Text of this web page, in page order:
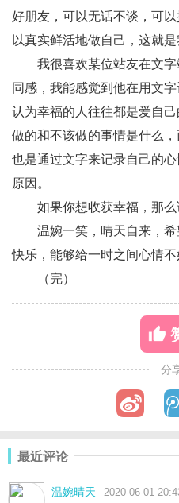
好朋友，可以无话不谈，可
以真实鲜活地做自己，这就
我很喜欢某位站友在文字
同感，我能感觉到他在用文
认为幸福的人往往都是爱自
做的和不该做的事情是什么
也是通过文字来记录自己的
原因。
如果你想收获幸福，那么
温婉一笑，晴天自来，希
快乐，能够给一时之间心情不
（完）
分
最近评论
温婉晴天 2020-06-01